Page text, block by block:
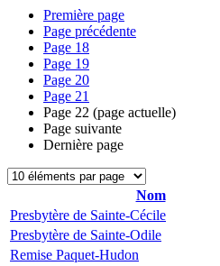
Première page
Page précédente
Page 18
Page 19
Page 20
Page 21
Page 22 (page actuelle)
Page suivante
Dernière page
Nom
Presbytère de Sainte-Cécile
Presbytère de Sainte-Odile
Remise Paquet-Hudon